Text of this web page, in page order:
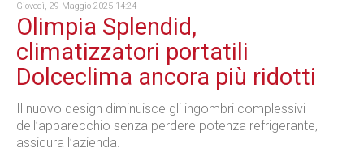
Giovedì, 29 Maggio 2025 14:24
Olimpia Splendid,
climatizzatori portatili
Dolceclima ancora più ridotti
Il nuovo design diminuisce gli ingombri complessivi
dell’apparecchio senza perdere potenza refrigerante,
assicura l’azienda.